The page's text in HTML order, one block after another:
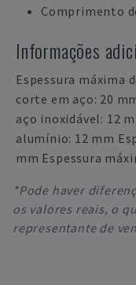
Comprimento
Informações
Espessura máxima
corte em aço: 20
aço inoxidável: 12
alumínio: 12 mm
mm Espessura
*Pode haver
os valores reais, o
representante de